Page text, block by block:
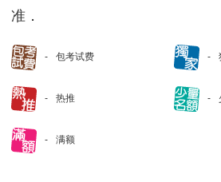
准．
包考试费
热推
满额